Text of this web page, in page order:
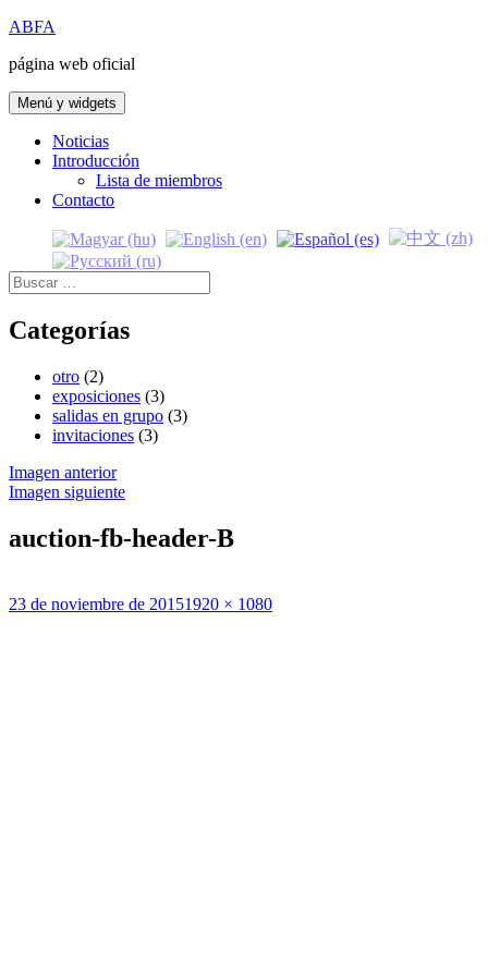
Saltar
contenido
ABFA
página web oficial
Menú y widgets
Noticias
Introducción
Lista de miembros
Contacto
Buscar:
Categorías
otro (2)
exposiciones (3)
salidas en grupo (3)
invitaciones (3)
Imagen anterior
Imagen siguiente
auction-fb-header-B
Publicado
23 de noviembre de 2015Tamaño
1920 × 1080